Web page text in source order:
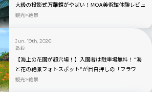
大級の投影式万華鏡がやばい！MOA美術館体験レビュ
ー｜静岡県熱海市
観光 絶景
Jun. 19th, 2026
あお
【海上の花園が超穴場！】入園者は駐車場無料！“海
と花の絶景フォトスポット”が目白押しの「フラワー
ガーデン」を現地ルポ｜静岡県
観光 絶景